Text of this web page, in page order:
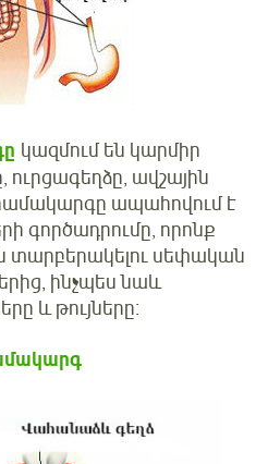
կազմում են կարմիր
ուրցագեղձը, ավշային
համակարգը ապահովում է
գործադրումը, որոնք
տարբերակելու սեփական
ինչպես նաև
և թույները։